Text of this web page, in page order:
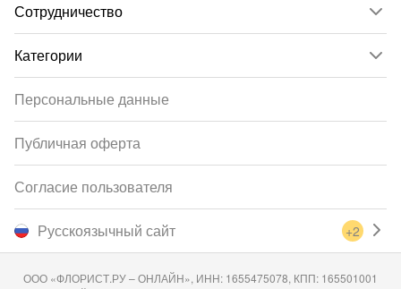
Сотрудничество
Категории
Русскоязычный сайт +2
Персональные данные
Публичная оферта
Согласие пользователя
ООО «ФЛОРИСТ.РУ – ОНЛАЙН», ИНН: 1655475078, КПП: 165501001